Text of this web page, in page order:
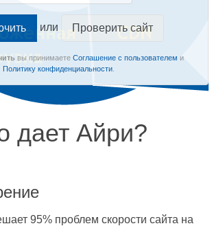
или Проверить сайт
вы принимаете Соглашение с пользователем и
Политику конфиденциальности.
дает Айри?
95% проблем скорости сайта на